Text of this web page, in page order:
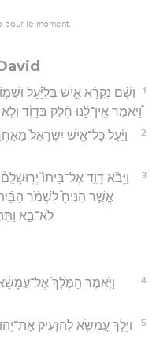
le moment.
1
וְשָׁ֨ם נִקְרָ֜א אִ֣ישׁ בְּלִיַּ֗עַל
וַ֠יֹּאמֶר אֵֽין־לָ֨נוּ חֵ֜לֶק בְּדָוִ֗ד
2
וַיַּ֜עַל כָּל־אִ֤ישׁ יִשְׂרָאֵל֙
3
וַיָּבֹ֨א דָוִ֣ד אֶל־בֵּיתוֹ֮
אֲשֶׁ֣ר הִנִּיחַ֩ לִשְׁמֹ֨ר
לֹא־בָ֑א
4
וַיֹּ֤אמֶר הַמֶּ֙לֶךְ֙
5 וַיֵּ֥לֶךְ עֲמָשָׂ֖א לְהַזְעִ֣יק